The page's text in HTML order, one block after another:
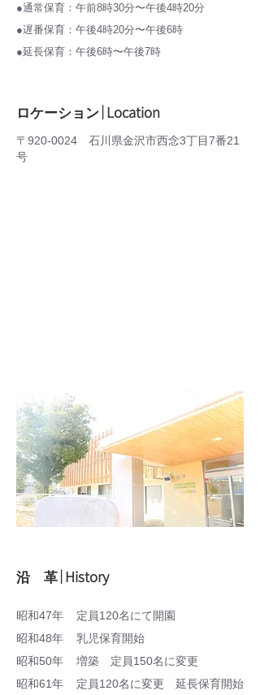
●通常保育：午前8時30分〜午後4時20分
●遅番保育：午後4時20分〜午後6時
●延長保育：午後6時〜午後7時
ロケーション ｜Location
〒920-0024 石川県金沢市西念3丁目7番21
号
沿 革 ｜History
昭和47年 定員120名にて開園
昭和48年 乳児保育開始
昭和50年 増築 定員150名に変更
昭和61年 定員120名に変更 延長保育開始